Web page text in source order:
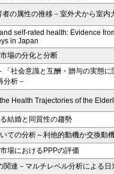
の属性の推移－室外犬から室内
self-rated health: Evidence
in Japan
場の分化と分断
社会意識と互酬・贈与の実態に
分析－
Health Trajectories of the
結婚と同質性の趨勢
ての分析～利他的動機か交換動
場におけるPPPの評価
連－マルチレベル分析による日